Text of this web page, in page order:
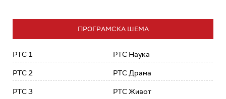
ПРОГРАМСКА ШЕМА
РТС 1
РТС 2
РТС 3
РТС Наука
РТС Драма
РТС Живот